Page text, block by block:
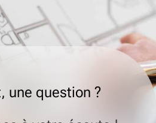
une question ?